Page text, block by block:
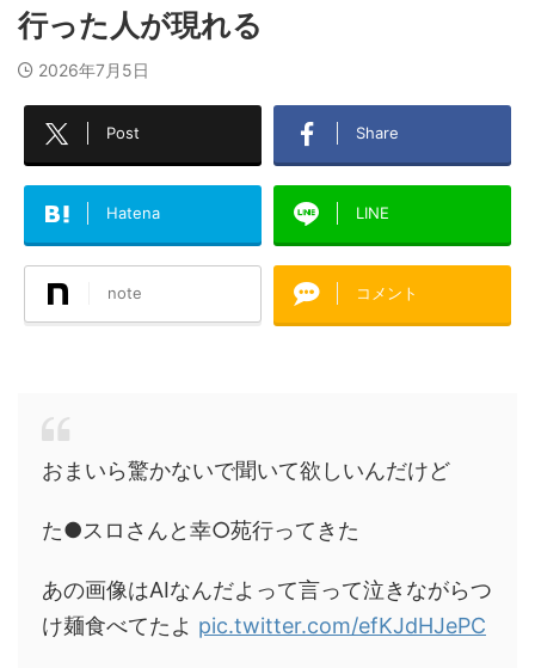
行った人が現れる
2026年7月5日
Post Share
Hatena LINE
note コメント
おまいら驚かないで聞いて欲しいんだけど
た●スロさんと幸○苑行ってきた
あの画像はAIなんだよって言って泣きながらつ
け麺食べてたよ pic.twitter.com/efKJdHJePC